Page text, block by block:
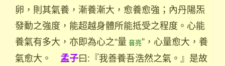
卵，則其氣養，漸養漸大，愈養愈強；內丹陽炁
發動之強度，能超越身體所能抵受之程度。心能
養氣有多大，亦即為心之“量 音亮”，心量愈大，養
氣愈大。 孟子曰:『我善養吾浩然之氣。』是故